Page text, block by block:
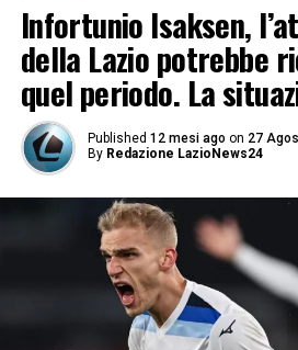
Infortunio Isaksen,
della Lazio potrebbe
quel periodo. La
Published 12 mesi ago on 27
By Redazione LazioNews24